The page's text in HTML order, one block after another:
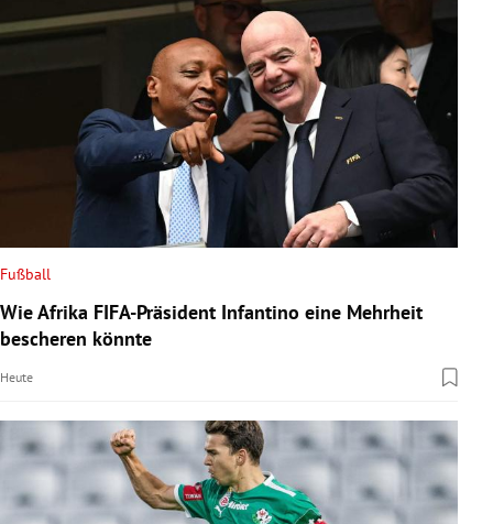
Fußball
Wie Afrika FIFA-Präsident Infantino eine Mehrheit
bescheren könnte
Heute